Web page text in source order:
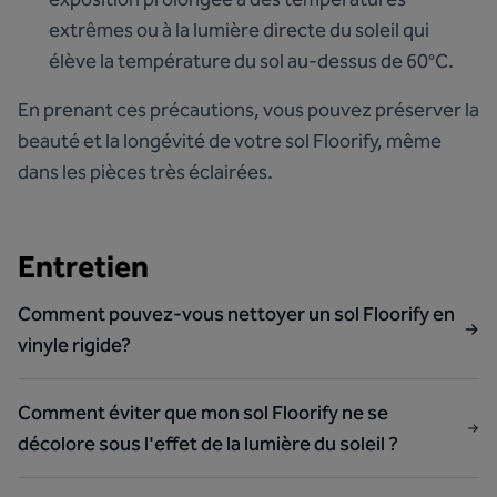
extrêmes ou à la lumière directe du soleil qui
élève la température du sol au-dessus de 60°C.
En prenant ces précautions, vous pouvez préserver la
beauté et la longévité de votre sol Floorify, même
dans les pièces très éclairées.
Entretien
Comment pouvez-vous nettoyer un sol Floorify en
vinyle rigide?
Comment éviter que mon sol Floorify ne se
décolore sous l'effet de la lumière du soleil ?